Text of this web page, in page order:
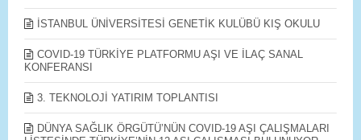
İSTANBUL ÜNİVERSİTESİ GENETİK KULÜBÜ KIŞ OKULU
COVID-19 TÜRKİYE PLATFORMU AŞI VE İLAÇ SANAL
KONFERANSI
3. TEKNOLOJİ YATIRIM TOPLANTISI
DÜNYA SAĞLIK ÖRGÜTÜ’NÜN COVID-19 AŞI ÇALIŞMALARI